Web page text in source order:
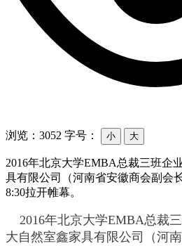
浏览：3052 字号： 小 大
2016年北京大学EMBA总裁三班企
具有限公司（河南省安徽商会副会
8:30拉开帷幕。
2016年北京大学EMBA总裁
大自然室鑫家具有限公司（河